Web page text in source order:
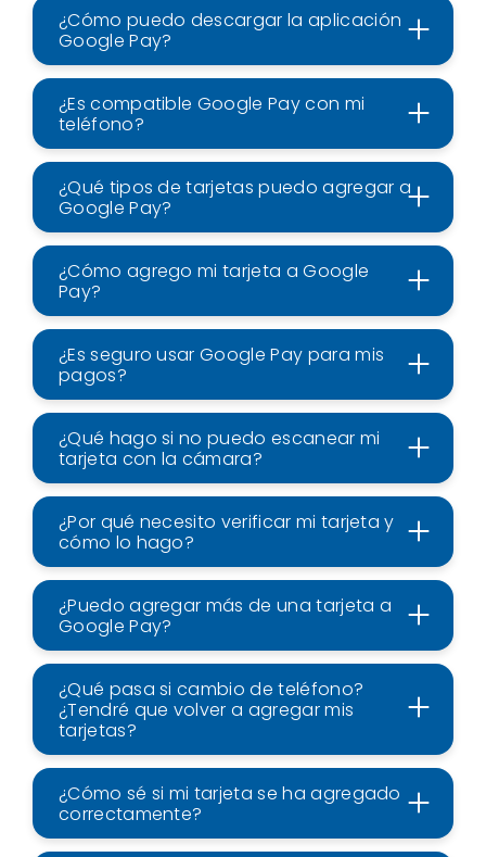
¿Cómo puedo descargar la aplicación
Google Pay?
¿Es compatible Google Pay con mi
teléfono?
¿Qué tipos de tarjetas puedo agregar a
Google Pay?
¿Cómo agrego mi tarjeta a Google
Pay?
¿Es seguro usar Google Pay para mis
pagos?
¿Qué hago si no puedo escanear mi
tarjeta con la cámara?
¿Por qué necesito verificar mi tarjeta y
cómo lo hago?
¿Puedo agregar más de una tarjeta a
Google Pay?
¿Qué pasa si cambio de teléfono?
¿Tendré que volver a agregar mis
tarjetas?
¿Cómo sé si mi tarjeta se ha agregado
correctamente?